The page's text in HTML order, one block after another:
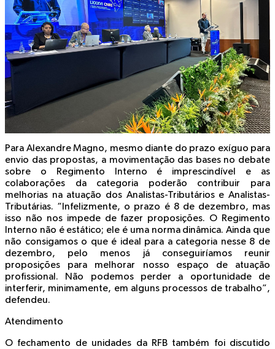
Para Alexandre Magno, mesmo diante do prazo exíguo para
envio das propostas, a movimentação das bases no debate
sobre o Regimento Interno é imprescindível e as
colaborações da categoria poderão contribuir para
melhorias na atuação dos Analistas-Tributários e Analistas-
Tributárias. “Infelizmente, o prazo é 8 de dezembro, mas
isso não nos impede de fazer proposições. O Regimento
Interno não é estático; ele é uma norma dinâmica. Ainda que
não consigamos o que é ideal para a categoria nesse 8 de
dezembro, pelo menos já conseguiríamos reunir
proposições para melhorar nosso espaço de atuação
profissional. Não podemos perder a oportunidade de
interferir, minimamente, em alguns processos de trabalho”,
defendeu.
Atendimento
O fechamento de unidades da RFB também foi discutido